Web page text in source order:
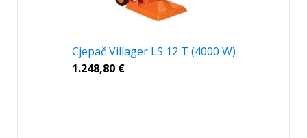
Cjepač Villager LS 12 T (4000 W)
1.248,80 €